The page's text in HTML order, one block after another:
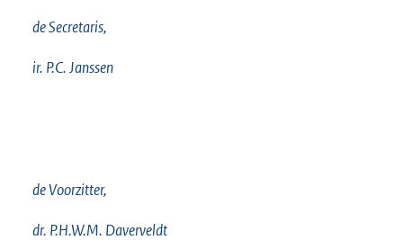
de Secretaris,
ir. P.C. Janssen
de Voorzitter,
dr. P.H.W.M. Daverveldt